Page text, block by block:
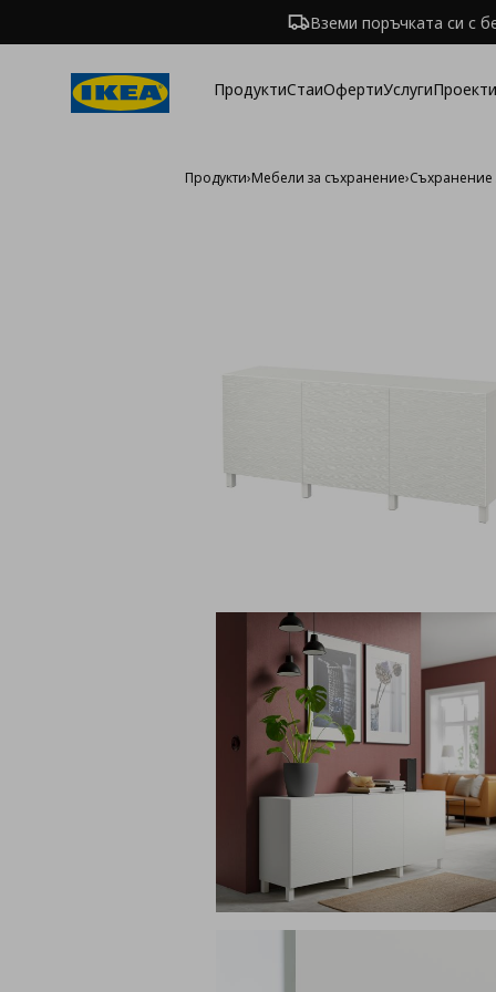
Вземи поръчката си с
ПродуктиСтаиОфертиУслуги
Продукти›Мебели за съхранение›Съхранение